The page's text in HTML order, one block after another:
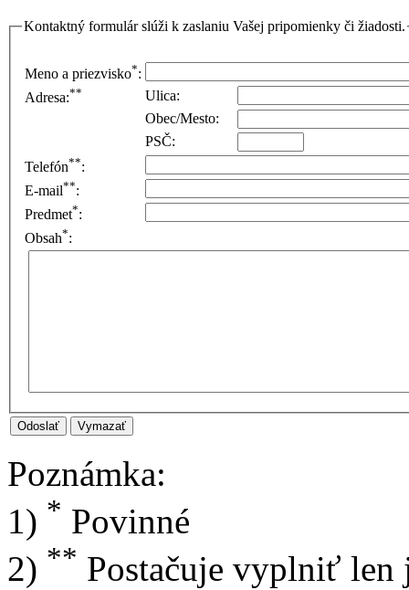
Kontaktný formulár slúži k zaslaniu Vašej pripomienky či žiadosti.
Meno a priezvisko*:
Adresa:**
Ulica:
Obec/Mesto:
PSČ:
Telefón**:
E-mail**:
Predmet*:
Obsah*:
Odoslať
Poznámka:
1) * Povinné
2) ** Postačuje vyplniť len